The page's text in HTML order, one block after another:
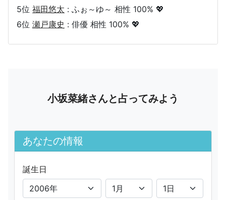
5位 福田悠太 : ふぉ～ゆ～ 相性 100% 💖
6位 瀬戸康史 : 俳優 相性 100% 💖
小坂菜緒さんと占ってみよう
あなたの情報
誕生日